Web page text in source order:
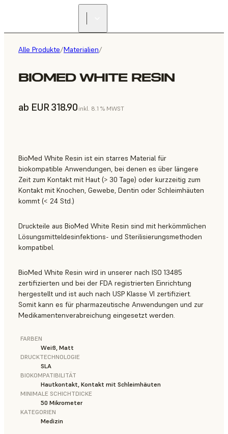
Alle Produkte/Materialien/
BIOMED WHITE RESIN
ab EUR 318.90 inkl. 8.1 % MWST
BioMed White Resin ist ein starres Material für
biokompatible Anwendungen, bei denen es über längere
Zeit zum Kontakt mit Haut (> 30 Tage) oder kurzzeitig zum
Kontakt mit Knochen, Gewebe, Dentin oder Schleimhäuten
kommt (< 24 Std.)
Druckteile aus BioMed White Resin sind mit herkömmlichen
Lösungsmitteldesinfektions- und Sterilisierungsmethoden
kompatibel.
BioMed White Resin wird in unserer nach ISO 13485
zertifizierten und bei der FDA registrierten Einrichtung
hergestellt und ist auch nach USP Klasse VI zertifiziert.
Somit kann es für pharmazeutische Anwendungen und zur
Medikamentenverabreichung eingesetzt werden.
FARBEN
Weiß, Matt
DRUCKTECHNOLOGIE
SLA
BIOKOMPATIBILITÄT
Hautkontakt, Kontakt mit Schleimhäuten
MINIMALE SCHICHTDICKE
50 Mikrometer
KATEGORIEN
Medizin